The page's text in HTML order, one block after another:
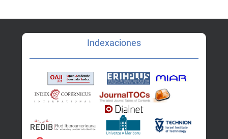
Indexaciones